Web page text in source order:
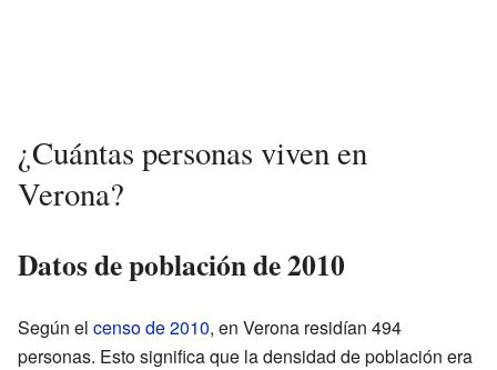
¿Cuántas personas viven en
Verona?
Datos de población de 2010
Según el censo de 2010, en Verona residían 494
personas. Esto significa que la densidad de población era